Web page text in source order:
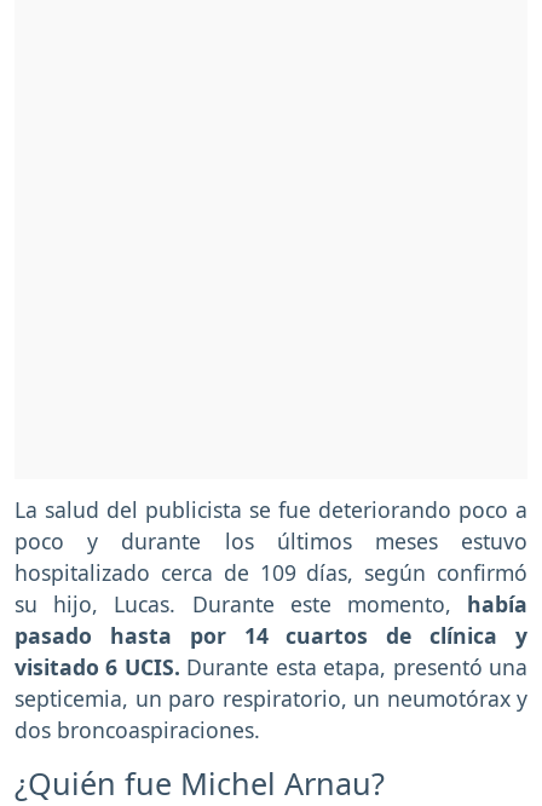
La salud del publicista se fue deteriorando poco a
poco y durante los últimos meses estuvo
hospitalizado cerca de 109 días, según confirmó
su hijo, Lucas. Durante este momento, había
pasado hasta por 14 cuartos de clínica y
visitado 6 UCIS. Durante esta etapa, presentó una
septicemia, un paro respiratorio, un neumotórax y
dos broncoaspiraciones.
¿Quién fue Michel Arnau?